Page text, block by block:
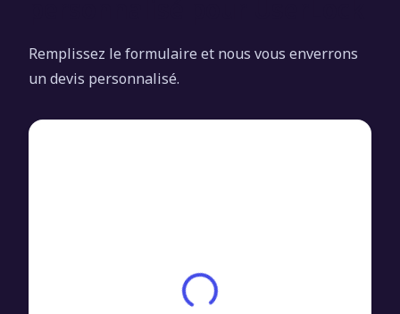
Remplissez le formulaire et nous vous enverrons
un devis personnalisé.